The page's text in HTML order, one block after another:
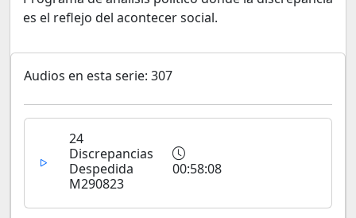
es el reflejo del acontecer social.
Audios en esta serie: 307
24
Discrepancias
Despedida
M290823
00:58:08